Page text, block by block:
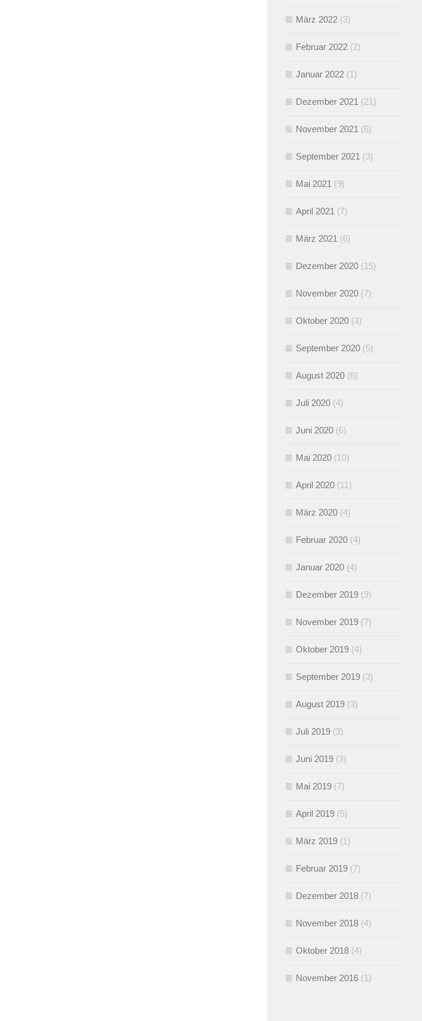
März 2022 (3)
Februar 2022 (2)
Januar 2022 (1)
Dezember 2021 (21)
November 2021 (6)
September 2021 (3)
Mai 2021 (9)
April 2021 (7)
März 2021 (6)
Dezember 2020 (15)
November 2020 (7)
Oktober 2020 (3)
September 2020 (5)
August 2020 (6)
Juli 2020 (4)
Juni 2020 (6)
Mai 2020 (10)
April 2020 (11)
März 2020 (4)
Februar 2020 (4)
Januar 2020 (4)
Dezember 2019 (9)
November 2019 (7)
Oktober 2019 (4)
September 2019 (3)
August 2019 (3)
Juli 2019 (3)
Juni 2019 (3)
Mai 2019 (7)
April 2019 (5)
März 2019 (1)
Februar 2019 (7)
Dezember 2018 (7)
November 2018 (4)
Oktober 2018 (4)
November 2016 (1)